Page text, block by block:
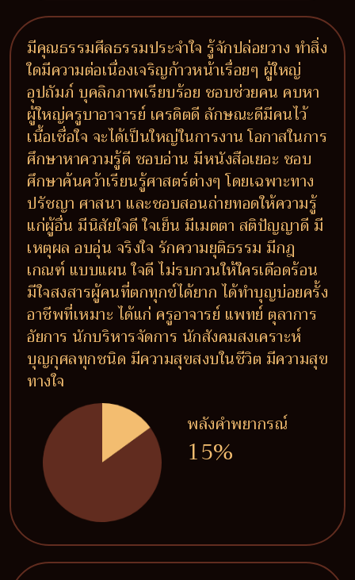
มีคุณธรรมศีลธรรมประจำใจ รู้จักปล่อยวาง ทำสิ่ง
ใดมีความต่อเนื่องเจริญก้าวหน้าเรื่อยๆ ผู้ใหญ่
อุปถัมภ์ บุคลิกภาพเรียบร้อย ชอบช่วยคน คบหา
ผู้ใหญ่ครูบาอาจารย์ เครดิตดี ลักษณะดีมีคนไว้
เนื้อเชื่อใจ จะได้เป็นใหญ่ในการงาน โอกาสในการ
ศึกษาหาความรู้ดี ชอบอ่าน มีหนังสือเยอะ ชอบ
ศึกษาค้นคว้าเรียนรู้ศาสตร์ต่างๆ โดยเฉพาะทาง
ปรัชญา ศาสนา และชอบสอนถ่ายทอดให้ความรู้
แก่ผู้อื่น มีนิสัยใจดี ใจเย็น มีเมตตา สติปัญญาดี มี
เหตุผล อบอุ่น จริงใจ รักความยุติธรรม มีกฎ
เกณฑ์ แบบแผน ใจดี ไม่รบกวนให้ใครเดือดร้อน
มีใจสงสารผู้คนที่ตกทุกข์ได้ยาก ได้ทำบุญบ่อยครั้ง
อาชีพที่เหมาะ ได้แก่ ครูอาจารย์ แพทย์ ตุลาการ
อัยการ นักบริหารจัดการ นักสังคมสงเคราะห์
บุญกุศลทุกชนิด มีความสุขสงบในชีวิต มีความสุข
ทางใจ
พลังคำพยากรณ์
15%